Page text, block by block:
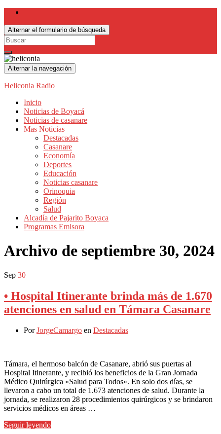
Alternar el formulario de búsqueda
Search
for:
Alternar la navegación
Heliconia Radio
Inicio
Noticias de Boyacá
Noticias de casanare
Mas Noticias
Destacadas
Casanare
Economía
Deportes
Educación
Noticias casanare
Orinoquia
Región
Salud
Alcadía de Pajarito Boyaca
Programas Emisora
Archivo de septiembre 30, 2024
Sep 30
• Hospital Itinerante brinda más de 1.670
atenciones en salud en Támara Casanare
PorJorgeCamargo en Destacadas
Támara, el hermoso balcón de Casanare, abrió sus puertas al
Hospital Itinerante, y recibió los beneficios de la Gran Jornada
Médico Quirúrgica «Salud para Todos». En solo dos días, se
llevaron a cabo un total de 1.673 atenciones de salud. Durante la
jornada, se realizaron 28 procedimientos quirúrgicos y se brindaron
servicios médicos en áreas …
Seguir leyendo